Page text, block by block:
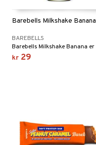
Barebells Milkshake Banana
BAREBELLS
kr 29